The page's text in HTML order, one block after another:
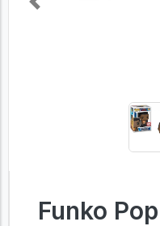
Previous
Funko